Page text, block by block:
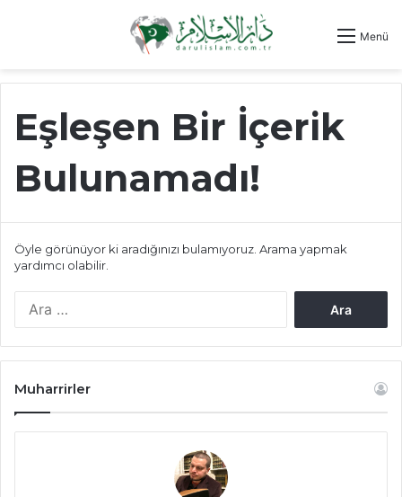
Menü
Eşleşen Bir İçerik
Bulunamadı!
Öyle görünüyor ki aradığınızı bulamıyoruz. Arama yapmak
yardımcı olabilir.
Muharrirler